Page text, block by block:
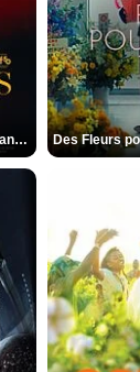
Les Silences de Riyad Bande-annonce VO STFR